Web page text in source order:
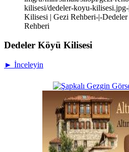
kilisesi/dedeler-koyu-
Kilisesi | Gezi Rehberi-|-
Rehberi
Dedeler Köyü Kilisesi
► İnceleyin